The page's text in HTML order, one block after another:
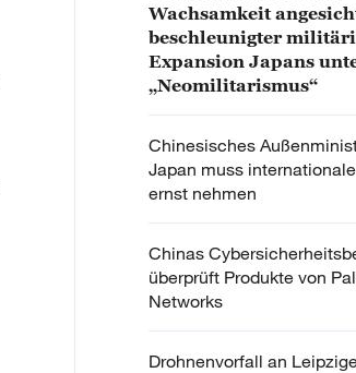
Wachsamkeit
beschleunigter
Expansion Japans
„Neomilitarismus“
Chinesisches
Japan muss
ernst nehmen
Chinas
überprüft Produkte von
Networks
Drohnenvorfall an